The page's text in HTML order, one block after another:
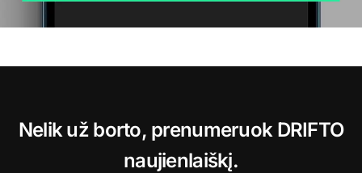
Nelik už borto, prenumeruok DRIFTO
naujienlaiškį.